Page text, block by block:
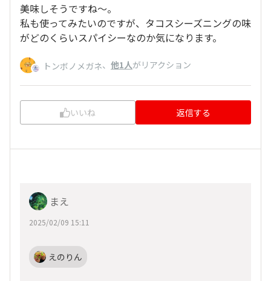
美味しそうですね～。
私も使ってみたいのですが、タコスシーズニングの味
がどのくらいスパイシーなのか気になります。
トンボノメガネ、 他1人がリアクション
いいね 返信する
まえ
2025/02/09 15:11
えのりん